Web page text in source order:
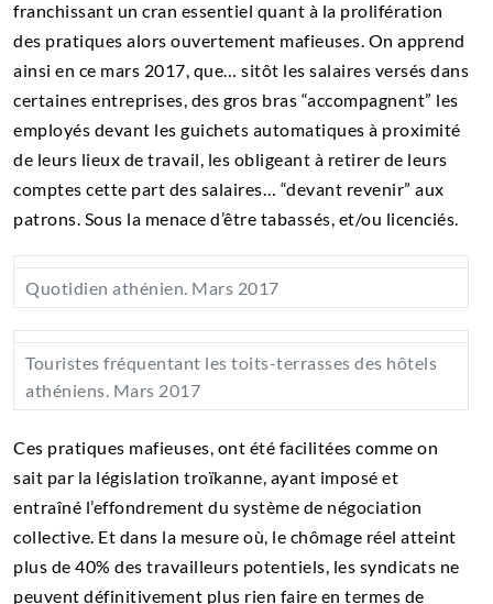
franchissant un cran essentiel quant à la prolifération
des pratiques alors ouvertement mafieuses. On apprend
ainsi en ce mars 2017, que… sitôt les salaires versés dans
certaines entreprises, des gros bras “accompagnent” les
employés devant les guichets automatiques à proximité
de leurs lieux de travail, les obligeant à retirer de leurs
comptes cette part des salaires… “devant revenir” aux
patrons. Sous la menace d’être tabassés, et/ou licenciés.
Quotidien athénien. Mars 2017
Touristes fréquentant les toits-terrasses des hôtels
athéniens. Mars 2017
Ces pratiques mafieuses, ont été facilitées comme on
sait par la législation troïkanne, ayant imposé et
entraîné l’effondrement du système de négociation
collective. Et dans la mesure où, le chômage réel atteint
plus de 40% des travailleurs potentiels, les syndicats ne
peuvent définitivement plus rien faire en termes de